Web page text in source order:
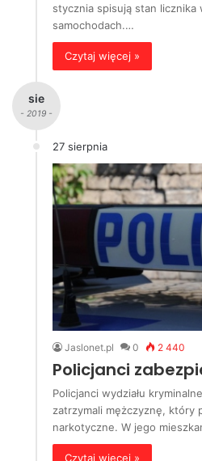
stycznia spisują stan
samochodach.…
Czytaj więcej »
sie
- 2019 -
27 sierpnia
Jaslonet.pl 0 2 440
Policjanci
Policjanci wydziału
zatrzymali mężczyznę, który
narkotyczne. W jego
Czytaj więcej »